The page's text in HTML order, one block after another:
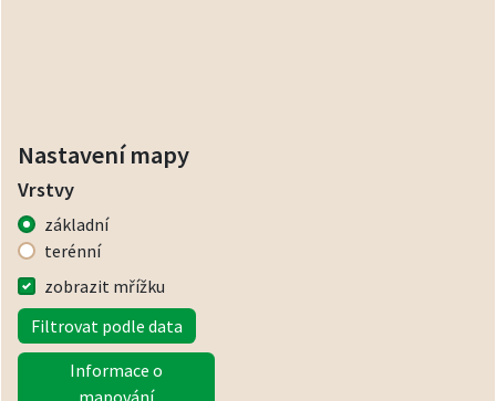
Nastavení mapy
Vrstvy
základní
terénní
zobrazit mřížku
Filtrovat podle data
Informace o